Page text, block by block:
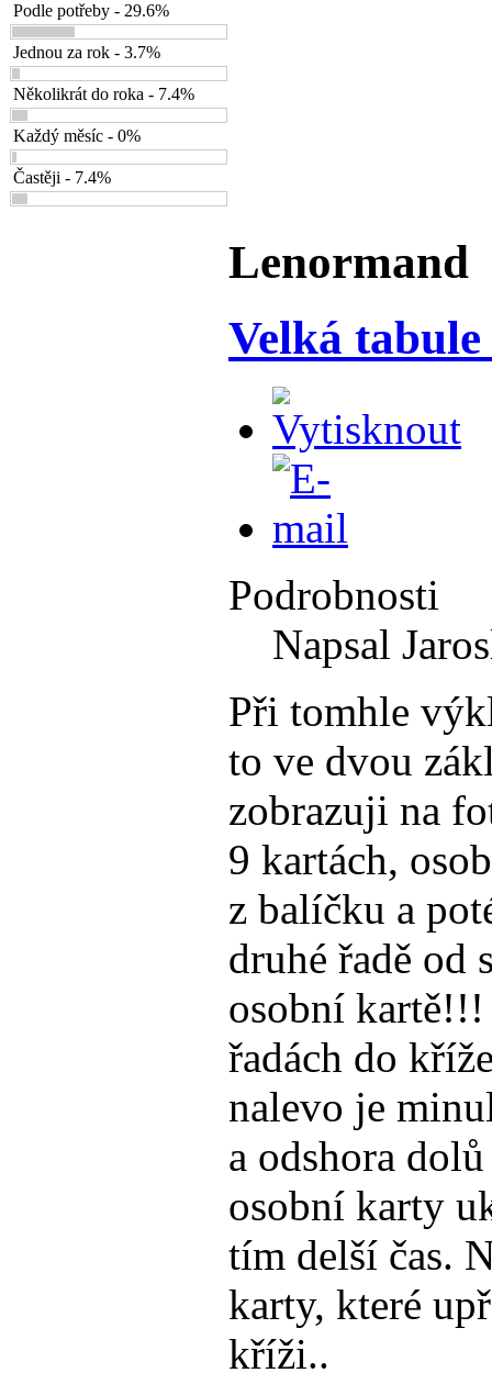
Podle potřeby - 29.6%
Jednou za rok - 3.7%
Několikrát do roka - 7.4%
Každý měsíc - 0%
Častěji - 7.4%
Lenormand
Velká
Podrobnosti
Napsal
Při tomhle
to ve dvou
zobrazuji na
9 kartách,
z balíčku a
druhé řadě od
osobní
řadách do
nalevo je
a odshora
osobní karty
tím delší čas.
karty, které
kříži..